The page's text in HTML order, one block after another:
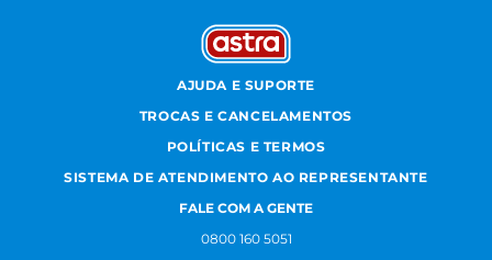
AJUDA E SUPORTE
TROCAS E CANCELAMENTOS
POLÍTICAS E TERMOS
SISTEMA DE ATENDIMENTO AO REPRESENTANTE
FALE COM A GENTE
0800 160 5051